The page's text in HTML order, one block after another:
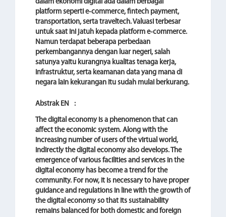
dalam ekonomi digital ada dalam berbagai
platform seperti e-commerce, fintech payment,
transportation, serta traveltech. Valuasi terbesar
untuk saat ini jatuh kepada platform e-commerce.
Namun terdapat beberapa perbedaan
perkembangannya dengan luar negeri, salah
satunya yaitu kurangnya kualitas tenaga kerja,
infrastruktur, serta keamanan data yang mana di
negara lain kekurangan itu sudah mulai berkurang.
Abstrak EN :
The digital economy is a phenomenon that can
affect the economic system. Along with the
increasing number of users of the virtual world,
indirectly the digital economy also develops. The
emergence of various facilities and services in the
digital economy has become a trend for the
community. For now, it is necessary to have proper
guidance and regulations in line with the growth of
the digital economy so that its sustainability
remains balanced for both domestic and foreign